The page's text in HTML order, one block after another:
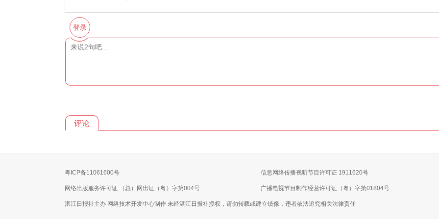
登录
评论
粤ICP备11061600号 信息网络传播视听节目许可证 1911620号
网络出版服务许可证 （总）网出证（粤）字第004号 广播电视节目制作经营许可证（粤）字第01804号
湛江日报社主办 网络技术开发中心制作 未经湛江日报社授权，请勿转载或建立镜像，违者依法追究相关法律责任